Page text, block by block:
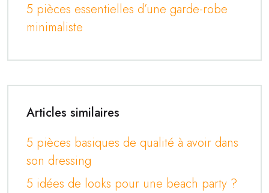
5 pièces essentielles d’une garde-robe
minimaliste
Articles similaires
5 pièces basiques de qualité à avoir dans
son dressing
5 idées de looks pour une beach party ?